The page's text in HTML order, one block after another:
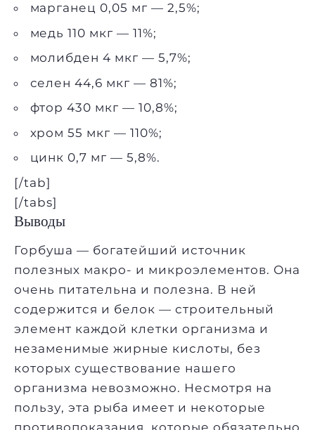
марганец 0,05 мг — 2,5%;
медь 110 мкг — 11%;
молибден 4 мкг — 5,7%;
селен 44,6 мкг — 81%;
фтор 430 мкг — 10,8%;
хром 55 мкг — 110%;
цинк 0,7 мг — 5,8%.
[/tab]
[/tabs]
Выводы
Горбуша — богатейший источник
полезных макро- и микроэлементов. Она
очень питательна и полезна. В ней
содержится и белок — строительный
элемент каждой клетки организма и
незаменимые жирные кислоты, без
которых существование нашего
организма невозможно. Несмотря на
пользу, эта рыба имеет и некоторые
противопоказания, которые обязательно